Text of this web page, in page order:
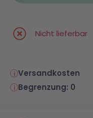
Minecraft™
Minifiguren
NINJAGO®
NOVELMORE
Sports Action
VW
Nicht lieferbar
Versandkosten
Begrenzung: 0